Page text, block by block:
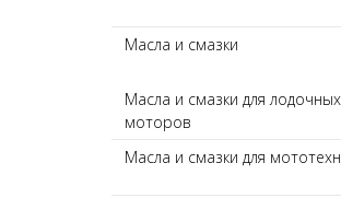
Масла и смазки
Масла и смазки для лодочных
моторов
Масла и смазки для